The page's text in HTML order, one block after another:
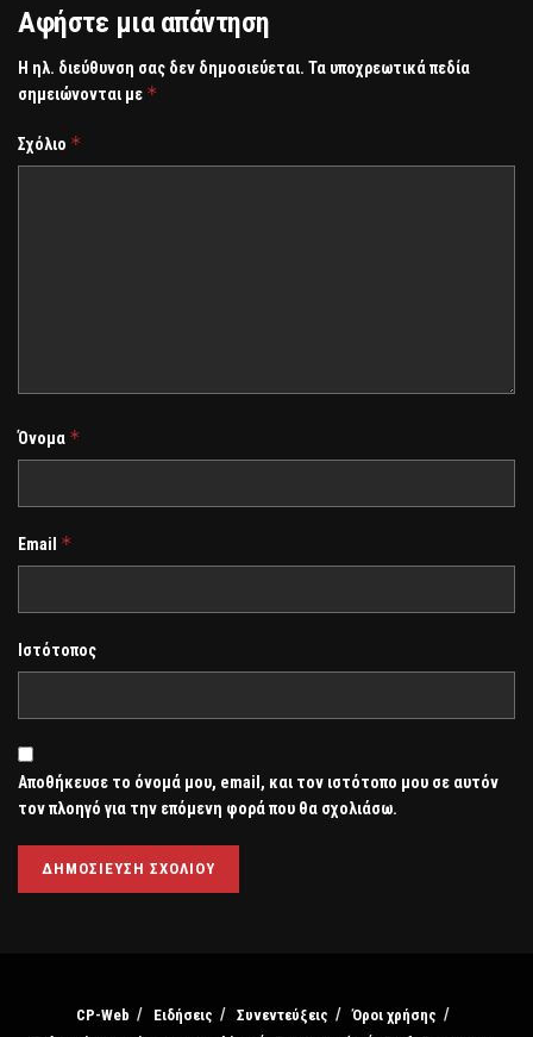
Αφήστε μια απάντηση
Η ηλ. διεύθυνση σας δεν δημοσιεύεται. Τα υποχρεωτικά πεδία
σημειώνονται με *
Σχόλιο *
Όνομα *
Email *
Ιστότοπος
Αποθήκευσε το όνομά μου, email, και τον ιστότοπο μου σε αυτόν
τον πλοηγό για την επόμενη φορά που θα σχολιάσω.
CP-Web Ειδήσεις Συνεντεύξεις
Όροι χρήσης